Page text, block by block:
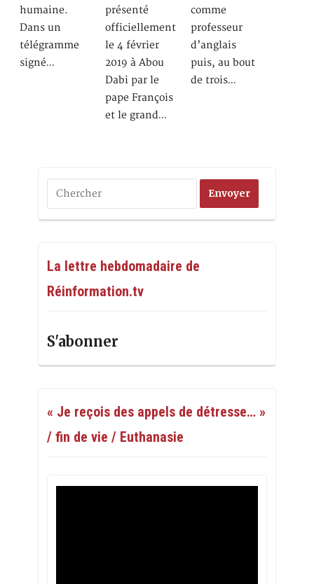
humaine.
Dans un
télégramme
signé…
présenté
officiellement
le 4 février
2019 à Abou
Dabi par le
pape François
et le grand…
comme
professeur
d’anglais
puis, au bout
de trois…
La lettre hebdomadaire de
Réinformation.tv
S'abonner
« Je reçois des appels de détresse… »
/ fin de vie / Euthanasie